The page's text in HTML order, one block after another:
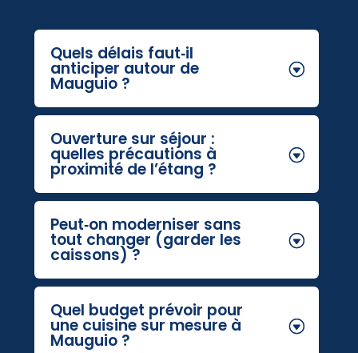
Quels délais faut‑il
anticiper autour de
Mauguio ?
Ouverture sur séjour :
quelles précautions à
proximité de l’étang ?
Peut‑on moderniser sans
tout changer (garder les
caissons) ?
Quel budget prévoir pour
une cuisine sur mesure à
Mauguio ?